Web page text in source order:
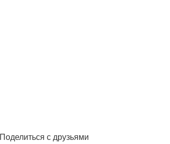
Поделиться с друзьями